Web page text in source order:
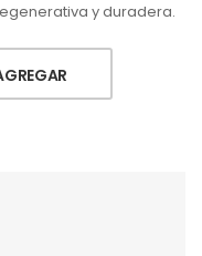
y duradera.